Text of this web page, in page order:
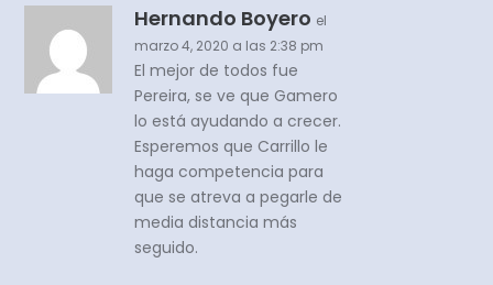
Hernando Boyero el
marzo 4, 2020 a las 2:38 pm
El mejor de todos fue
Pereira, se ve que Gamero
lo está ayudando a crecer.
Esperemos que Carrillo le
haga competencia para
que se atreva a pegarle de
media distancia más
seguido.